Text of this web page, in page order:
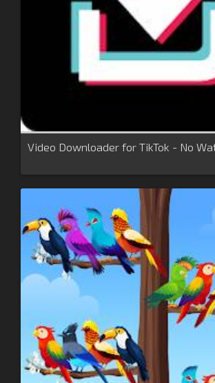
Video Downloader for TikTok - No